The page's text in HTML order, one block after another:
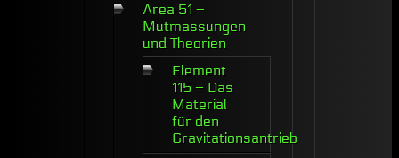
Area 51 –
Mutmassungen
und Theorien
Element
115 – Das
Material
für den
Gravitationsantrieb